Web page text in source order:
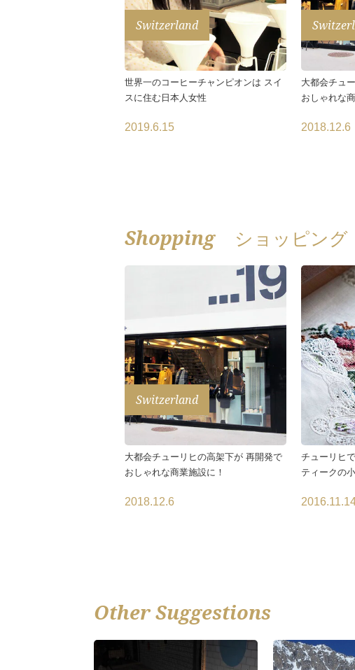
Switzerland
世界一のコーヒーチャンピオンは スイ
スに住む日本人女性
2019.6.15
大都会チュ
おしゃれな
2018.12.6
Shopping ショッピング
Switzerland
大都会チューリヒの高架下が 再開発で
おしゃれな商業施設に！
2018.12.6
チューリヒ
ティークの
Other Suggestions